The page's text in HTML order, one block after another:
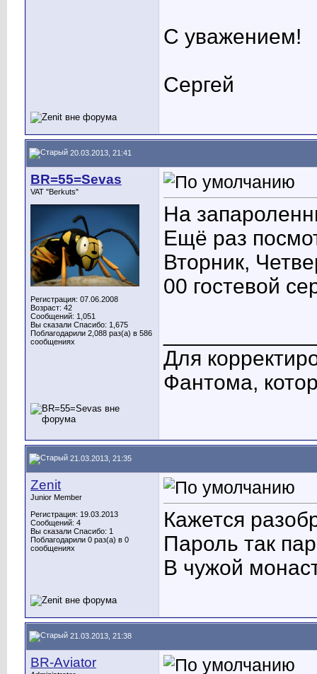
С уважением!
Сергей
20.03.2013, 21:41
BR=55=Sevas
VAT "Berkuts"
Регистрация: 07.06.2008
Возраст: 42
Сообщений: 1,051
Вы сказали Спасибо: 1,675
Поблагодарили 2,088 раз(а) в 586
сообщениях
На
Ещё раз
Вторник,
00 гостевой
Для
Фантома,
21.03.2013, 21:35
Zenit
Junior Member
Регистрация: 19.03.2013
Сообщений: 4
Вы сказали Спасибо: 1
Поблагодарили 0 раз(а) в 0
сообщениях
Кажется
Пароль так
В чужой
21.03.2013, 21:38
BR-Aviator